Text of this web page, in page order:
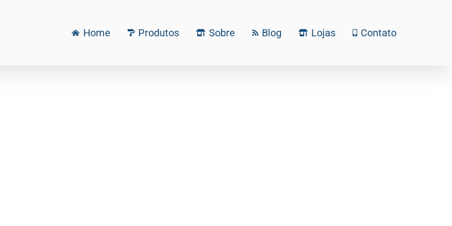
Home Produtos Sobre Blog Lojas Contato